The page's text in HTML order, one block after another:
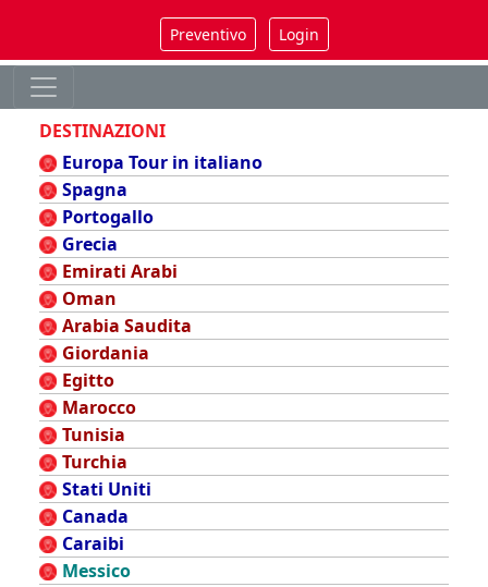
Preventivo Login
DESTINAZIONI
Europa Tour in italiano
Spagna
Portogallo
Grecia
Emirati Arabi
Oman
Arabia Saudita
Giordania
Egitto
Marocco
Tunisia
Turchia
Stati Uniti
Canada
Caraibi
Messico